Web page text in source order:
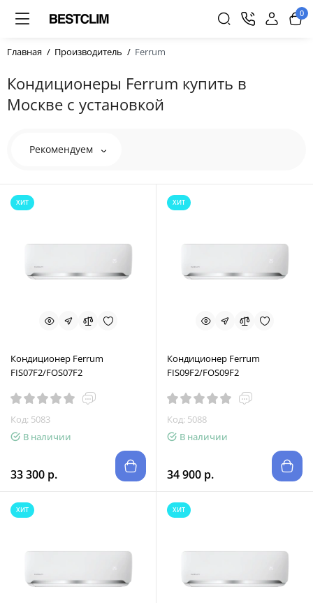
0
Главная Производитель Ferrum
Кондиционеры Ferrum купить в
Москве с установкой
Рекомендуем
ХИТ
Кондиционер Ferrum
FIS07F2/FOS07F2
Код: 5083
В наличии
33 300 р.
ХИТ
Кондиционер Ferrum
FIS09F2/FOS09F2
Код: 5088
В наличии
34 900 р.
ХИТ ХИТ